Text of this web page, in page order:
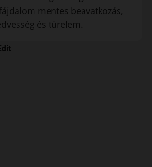
mentes beavatkozás,
és türelem.